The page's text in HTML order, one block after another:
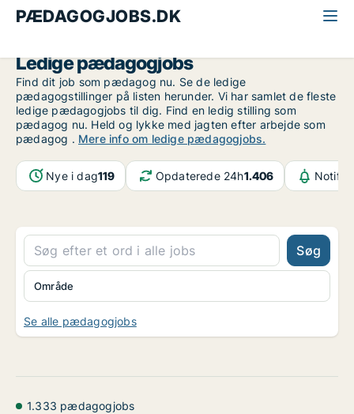
PÆDAGOGJOBS.DK
Ledige pædagogjobs
Find dit job som pædagog nu. Se de ledige
pædagogstillinger på listen herunder. Vi har samlet de fleste
ledige pædagogjobs til dig. Find en ledig stilling som
pædagog nu. Held og lykke med jagten efter arbejde som
pædagog . Mere info om ledige pædagogjobs.
Nye i dag119 Opdaterede 24h1.406
Søg
Område
Se alle pædagogjobs
1.333 pædagogjobs